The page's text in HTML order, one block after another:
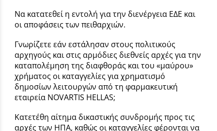
Να κατατεθεί η εντολή για την διενέργεια ΕΔΕ και
οι αποφάσεις των πειθαρχιών.
Γνωρίζετε εάν εστάλησαν στους πολιτικούς
αρχηγούς και στις αρμόδιες διεθνείς αρχές για την
καταπολέμηση της διαφθοράς και του «μαύρου»
χρήματος οι καταγγελίες για χρηματισμό
δημοσίων λειτουργών από τη φαρμακευτική
εταιρεία NOVARTIS HELLAS;
Κατετέθη αίτημα δικαστικής συνδρομής προς τις
αρχές των ΗΠΑ, καθώς οι καταγγελίες φέρονται να